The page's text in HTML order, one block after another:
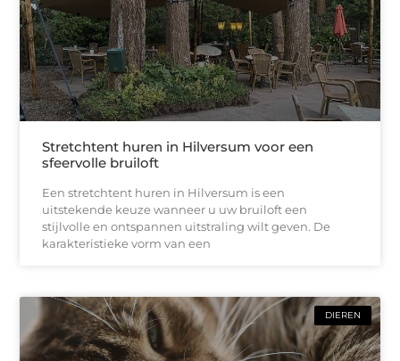
Stretchtent huren in Hilversum voor een
sfeervolle bruiloft
Een stretchtent huren in Hilversum is een
uitstekende keuze wanneer u uw bruiloft een
stijlvolle en ontspannen uitstraling wilt geven. De
karakteristieke vorm van een
DIEREN